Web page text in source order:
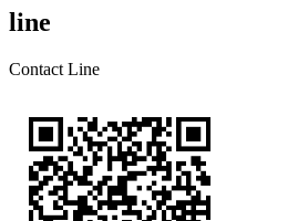
line
Contact Line